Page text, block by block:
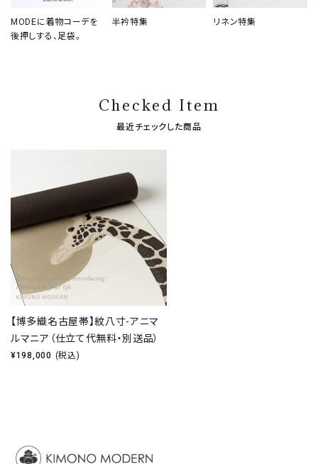
MODEに着物コーデを
後押しする、足袋。
半衿特集 リネン特集
Checked Item
最近チェックした商品
【博多織名古屋帯】紋八寸-アニマ
ルマニア（仕立て代無料・別送品）
¥198,000 (税込)